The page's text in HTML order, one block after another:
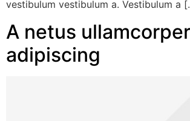
vestibulum vestibulum a. Vestibulum a
A netus
adipiscing